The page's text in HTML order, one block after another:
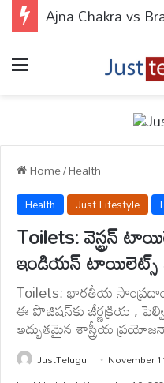
Home/Health
Health Just Lifestyle
Toilets: వెస్ట్రన్
ఇండియన్
Toilets: భారతీయ
ఈ పొజిషన్‌కు జీర్ణక్రియ ,
అద్భుతమైన శాస్త్రీయ
JustTelugu
November